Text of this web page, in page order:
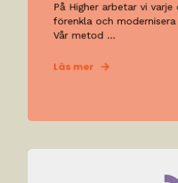
På Higher arbetar vi
förenkla och modernisera
Vår metod ...
Läs mer